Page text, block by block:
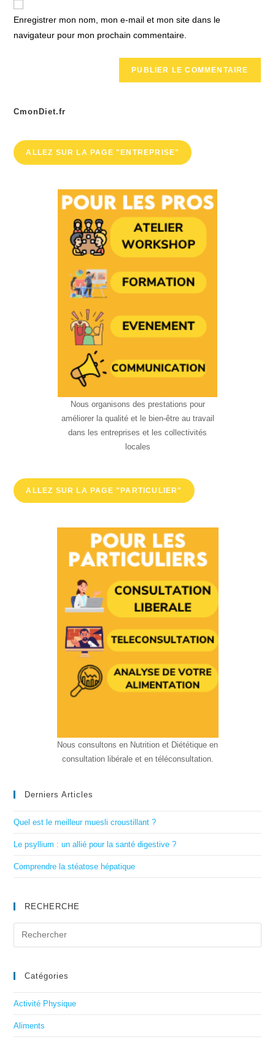
comment
Enregistrer mon nom, mon e-mail et mon site dans le
navigateur pour mon prochain commentaire.
CmonDiet.fr
ALLEZ SUR LA PAGE "ENTREPRISE"
Nous organisons des prestations pour
améliorer la qualité et le bien-être au travail
dans les entreprises et les collectivités
locales
ALLEZ SUR LA PAGE "PARTICULIER"
Nous consultons en Nutrition et Diététique en
consultation libérale et en téléconsultation.
Derniers Articles
Quel est le meilleur muesli croustillant ?
Le psyllium : un allié pour la santé digestive ?
Comprendre la stéatose hépatique
RECHERCHE
Catégories
Activité Physique
Aliments